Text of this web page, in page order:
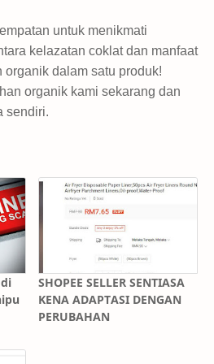
untuk menikmati
kelazatan coklat dan manfaat
organik dalam satu produk!
organik kami sekarang dan
sendiri.
SHOPEE SELLER SENTIASA
KENA ADAPTASI DENGAN
PERUBAHAN